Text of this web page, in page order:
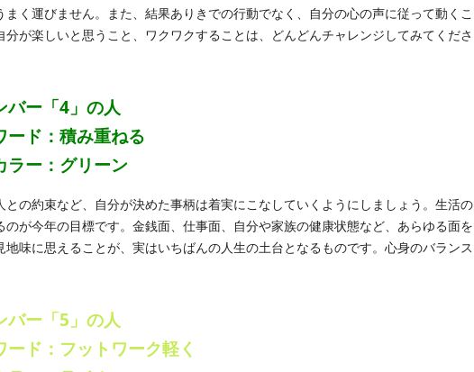
まく運びません。また、結果ありきでの行動でなく、自分の心の声に従って動くこ
分が楽しいと思うこと、ワクワクすることは、どんどんチャレンジしてみてくださ
バー「4」の人
ード：積み重ねる
ー： グリーン
との約束など、自分が決めた事柄は着実にこなしていくようにしましょう。生活の
のが今年の目標です。金銭面、仕事面、自分や家族の健康状態など、あらゆる面を
地味に思えることが、実はいちばんの人生の土台となるものです。心身のバランス
バー「5」の人
ード：フットワーク軽く